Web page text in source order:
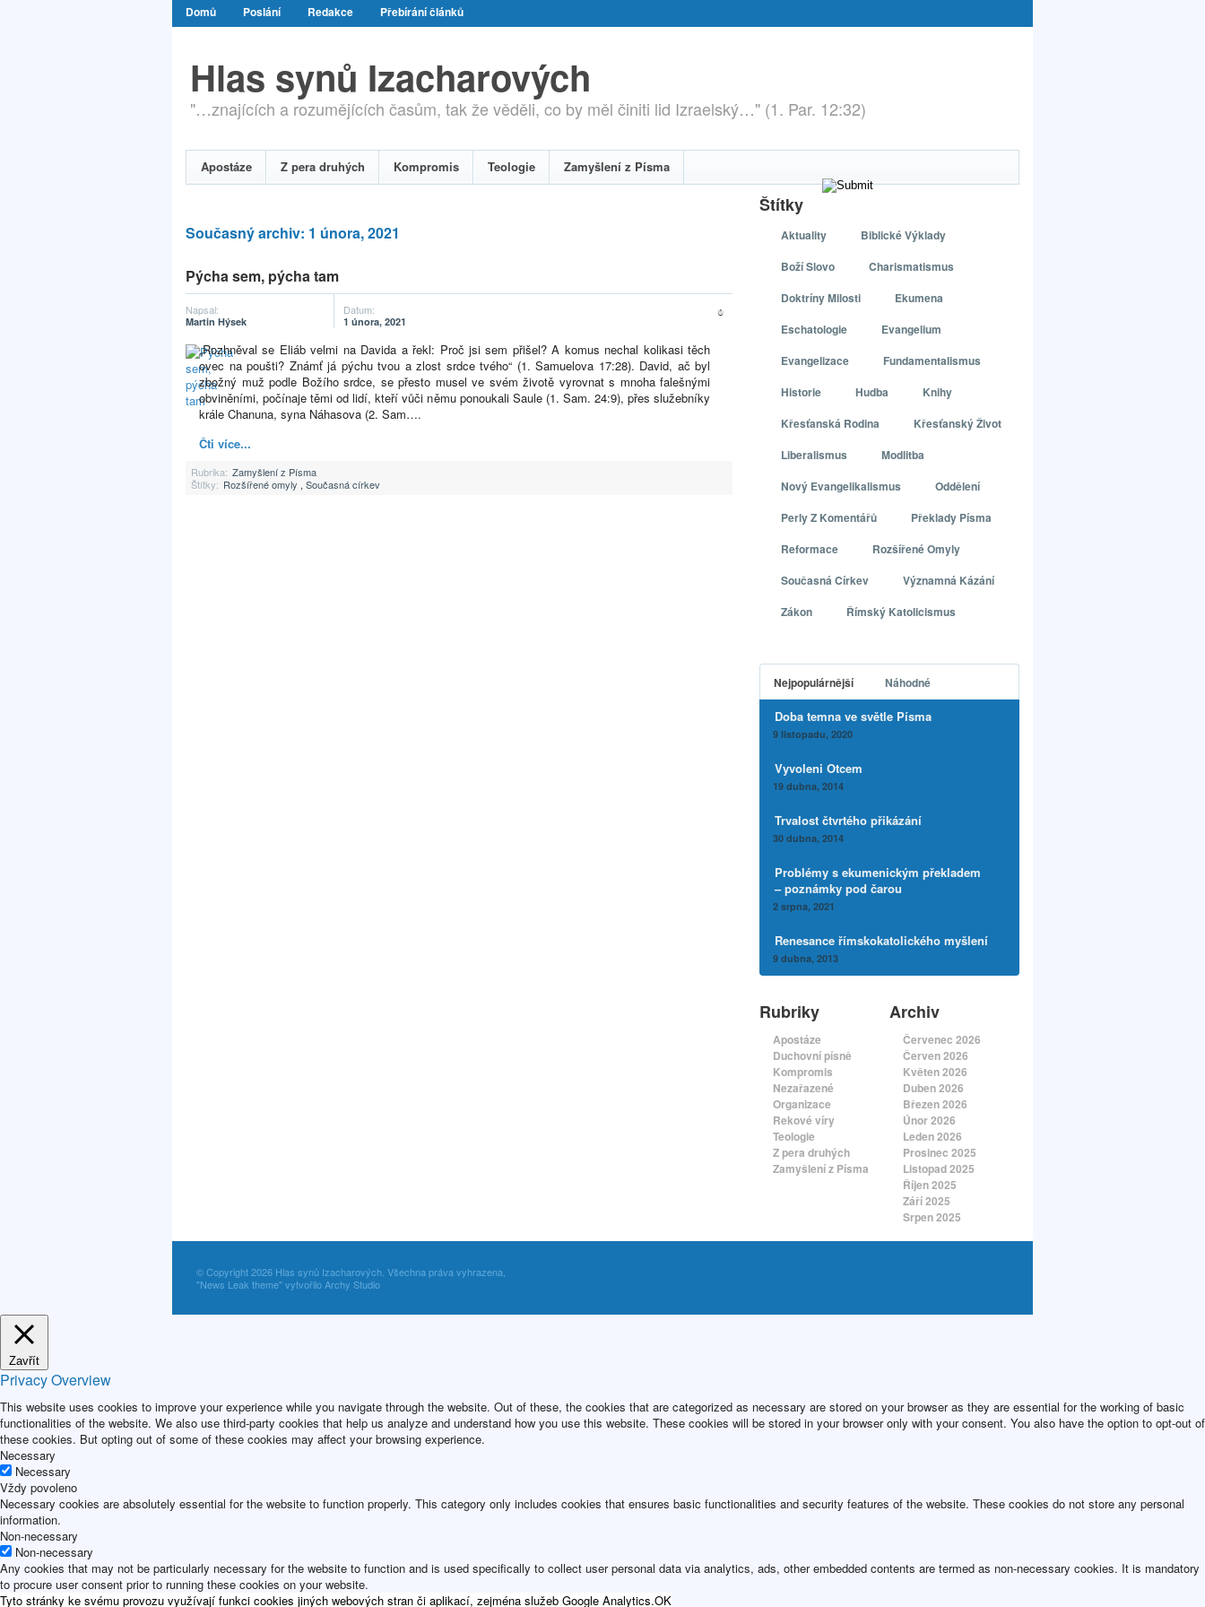
Domů Poslání Redakce Přebírání článků
Hlas synů Izacharových
"…znajících a rozumějících časům, tak že věděli, co by měl činiti lid Izraelský…" (1. Par. 12:32)
Apostáze Z pera druhých Kompromis Teologie Zamyšlení z Písma
Současný archiv: 1 února, 2021
Pýcha sem, pýcha tam
Napsal:
Martin Hýsek
Datum:
1 února, 2021
0
„Rozhněval se Eliáb velmi na Davida a řekl: Proč jsi sem přišel? A komus nechal kolikasi těch
ovec na poušti? Známť já pýchu tvou a zlost srdce tvého“ (1. Samuelova 17:28). David, ač byl
zbožný muž podle Božího srdce, se přesto musel ve svém životě vyrovnat s mnoha falešnými
obviněními, počínaje těmi od lidí, kteří vůči němu ponoukali Saule (1. Sam. 24:9), přes služebníky
krále Chanuna, syna Náhasova (2. Sam….
Čti více...
Rubrika: Zamyšlení z Písma
Štítky: Rozšířené omyly , Současná církev
Štítky
Aktuality
Biblické Výklady
Boží Slovo
Charismatismus
Doktríny Milosti
Ekumena
Eschatologie
Evangelium
Evangelizace
Fundamentalismus
Historie
Hudba
Knihy
Křesťanská Rodina
Křesťanský Život
Liberalismus
Modlitba
Nový Evangelikalismus
Oddělení
Perly Z Komentářů
Překlady Písma
Reformace
Rozšířené Omyly
Současná Církev
Významná Kázání
Zákon
Římský Katolicismus
Nejpopulárnější Náhodné
Doba temna ve světle Písma
9 listopadu, 2020
Vyvoleni Otcem
19 dubna, 2014
Trvalost čtvrtého přikázání
30 dubna, 2014
Problémy s ekumenickým překladem
– poznámky pod čarou
2 srpna, 2021
Renesance římskokatolického myšlení
9 dubna, 2013
Rubriky
Apostáze
Duchovní písně
Kompromis
Nezařazené
Organizace
Rekové víry
Teologie
Z pera druhých
Zamyšlení z Písma
Archiv
Červenec 2026
Červen 2026
Květen 2026
Duben 2026
Březen 2026
Únor 2026
Leden 2026
Prosinec 2025
Listopad 2025
Říjen 2025
Září 2025
Srpen 2025
© Copyright 2026 Hlas synů Izacharových. Všechna práva vyhrazena,
"News Leak theme" vytvořilo Archy Studio
Tyto stránky ke svému provozu využívají funkci cookies jiných webových stran či aplikací, zejména služeb Google Analytics.OK
Zavřít
Privacy Overview
This website uses cookies to improve your experience while you navigate through the website. Out of these, the cookies that are categorized as necessary are stored on your browser as they are essential for the working of basic
functionalities of the website. We also use third-party cookies that help us analyze and understand how you use this website. These cookies will be stored in your browser only with your consent. You also have the option to opt-out of
these cookies. But opting out of some of these cookies may affect your browsing experience.
Necessary
Necessary
Vždy povoleno
Necessary cookies are absolutely essential for the website to function properly. This category only includes cookies that ensures basic functionalities and security features of the website. These cookies do not store any personal
information.
Non-necessary
Non-necessary
Any cookies that may not be particularly necessary for the website to function and is used specifically to collect user personal data via analytics, ads, other embedded contents are termed as non-necessary cookies. It is mandatory
to procure user consent prior to running these cookies on your website.
ULOŽIT A PŘIJMOUT